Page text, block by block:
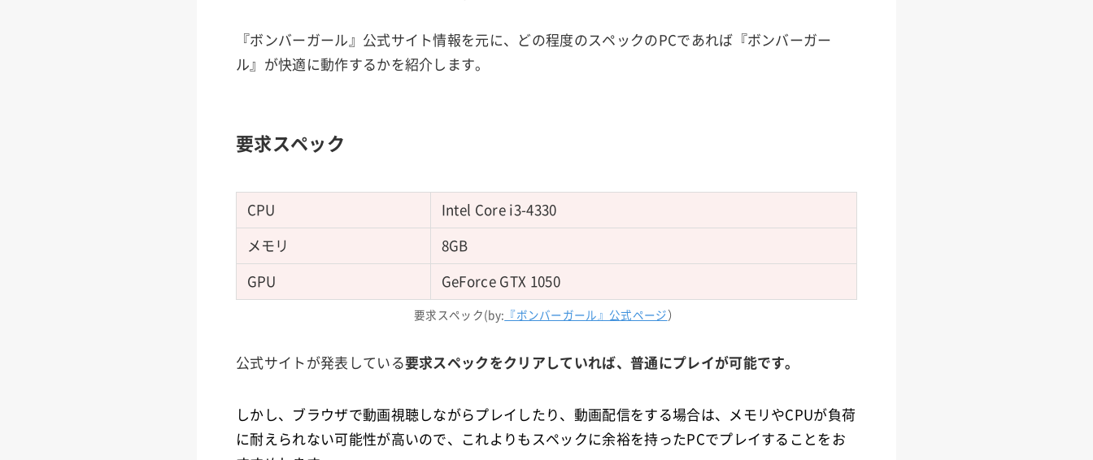
『ボンバーガール』公式サイト情報を元に、どの程度のスペックのPCであれば『ボンバーガー
ル』が快適に動作するかを紹介します。
要求スペック
CPU Intel Core i3-4330
メモリ 8GB
GPU GeForce GTX 1050
要求スペック(by: 『ボンバーガール』公式ページ ）
公式サイトが発表している要求スペックをクリアしていれば、普通にプレイが可能です。
しかし、ブラウザで動画視聴しながらプレイしたり、動画配信をする場合は、メモリやCPUが負荷
に耐えられない可能性が高いので、これよりもスペックに余裕を持ったPCでプレイすることをお